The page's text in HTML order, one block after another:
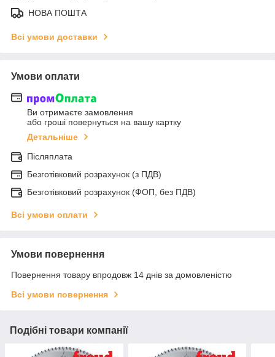
НОВА ПОШТА
Всі умови доставки
Умови оплати
Ви отримаєте замовлення
або гроші повернуться на вашу картку
Детальніше
Післяплата
Безготівковий розрахунок (з ПДВ)
Безготівковий розрахунок (ФОП, без ПДВ)
Всі умови оплати
Умови повернення
Повернення товару впродовж 14 днів за домовленістю
Всі умови повернення
Подібні товари компанії